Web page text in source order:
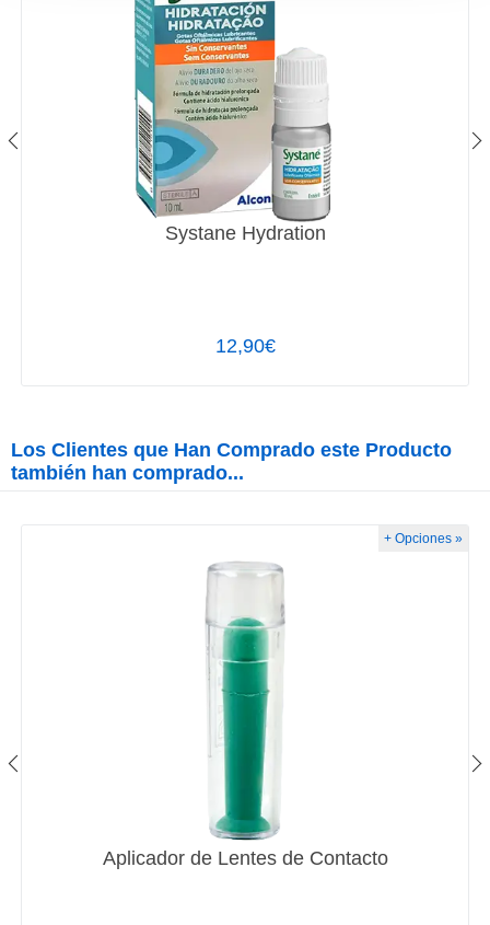
Systane Hydration
12,90€
Los Clientes que Han Comprado este Producto
también han comprado...
Aplicador de Lentes de Contacto
+ Opciones »